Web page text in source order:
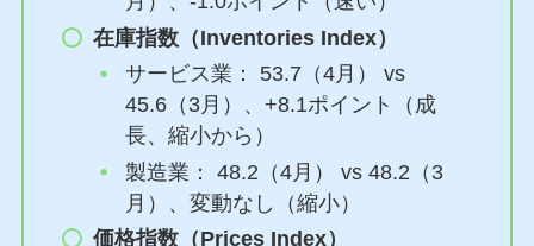
在庫指数（Inventories Index）
サービス業： 53.7（4月） vs
45.6（3月）、+8.1ポイント（成
長、縮小から）
製造業： 48.2（4月） vs 48.2（3
月）、変動なし（縮小）
価格指数（Prices Index）